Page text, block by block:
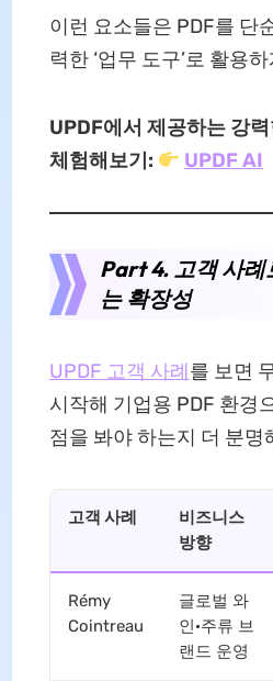
이런 요소들은 PDF를 단
력한 ‘업무 도구’로 활용
UPDF에서 제공하는 강
체험해보기:
UPDF AI
Part 4. 고객 사례
는 확장성
UPDF 고객 사례를 보면
시작해 기업용 PDF 환경
점을 봐야 하는지 더 분명
고객 사례
비즈니스
방향
Rémy
Cointreau
글로벌 와
인·주류 브
랜드 운영